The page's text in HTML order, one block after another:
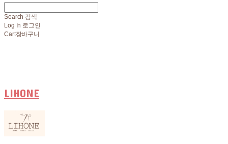
Search 검색
Log In 로그인
Cart장바구니
LIHONE